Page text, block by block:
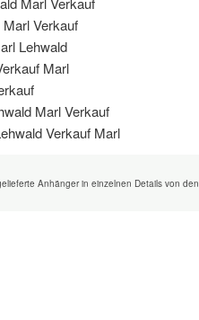
Anhänger in einzelnen Details von den